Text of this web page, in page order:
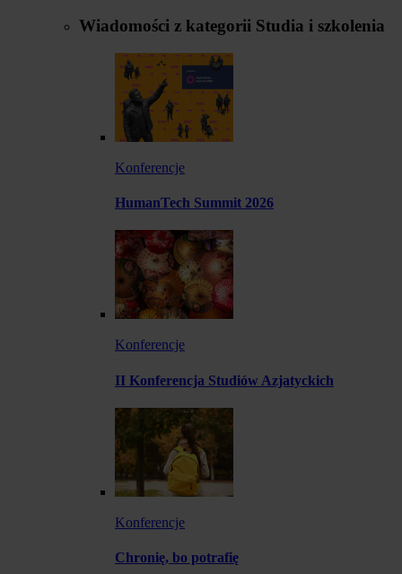
Wiadomości z kategorii Studia i szkolenia
Konferencje
HumanTech Summit 2026
Konferencje
II Konferencja Studiów Azjatyckich
Konferencje
Chronię, bo potrafię